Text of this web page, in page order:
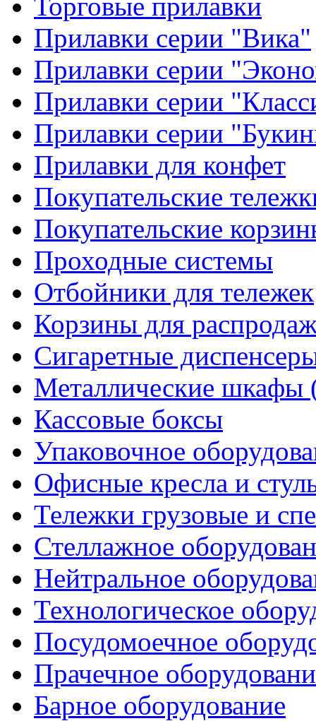
Прилавки серии "Вика"
Прилавки серии
Прилавки серии
Прилавки серии
Прилавки для конфет
Покупательские
Покупательские
Проходные системы
Отбойники для тележек
Корзины для
Сигаретные
Металлические
Кассовые боксы
Упаковочное
Офисные кресла и
Тележки грузовые и
Стеллажное
Нейтральное
Технологическое
Посудомоечное
Прачечное
Барное оборудование